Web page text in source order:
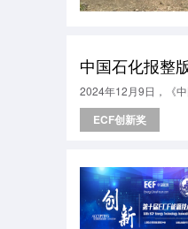
中国石化报整
2024年12月9日，《
ECF创新奖